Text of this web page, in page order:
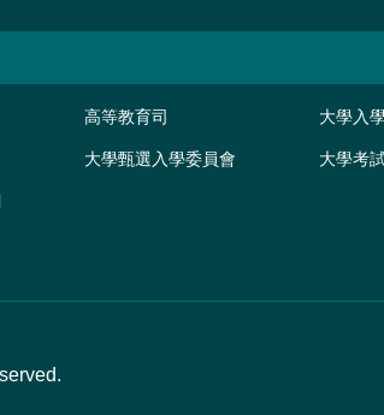
高等教育司 大學入
大學甄選入學委員會 大學考